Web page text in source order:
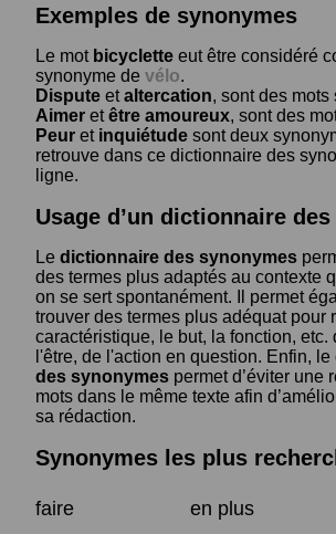
Exemples de synonymes
Le mot bicyclette eut être considéré
synonyme de vélo.
Dispute etaltercation, sont des mots
Aimer etêtre amoureux, sont des
Peur et inquiétude sont deux
retrouve dans ce dictionnaire des
ligne.
Usage d’un dictionnaire
Le dictionnaire des synonymes
des termes plus adaptés au contexte
on se sert spontanément. Il permet
trouver des termes plus adéquat pour
caractéristique, le but, la fonction, etc.
l'être, de l'action en question. Enfin, le
des synonymes permet d’éviter une
mots dans le même texte afin
sa rédaction.
Synonymes les plus
faire
en plus